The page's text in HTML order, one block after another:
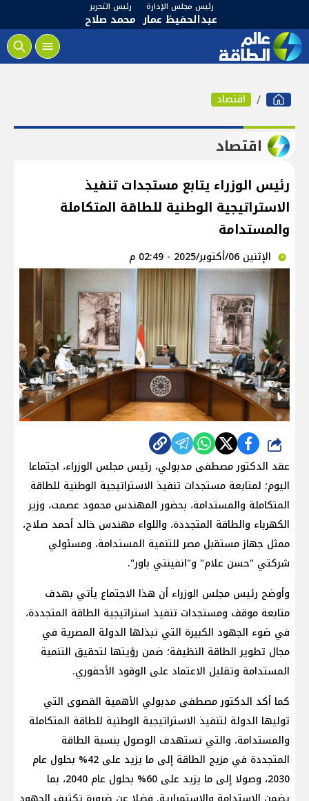
رئيس مجلس الإدارة
عبدالحفيظ عمار
رئيس التحرير
محمد صلاح
اقتصاد
اقتصاد
رئيس الوزراء يتابع مستجدات تنفيذ
الاستراتيجية الوطنية للطاقة المتكاملة
والمستدامة
الإثنين 06/أكتوبر/2025 - 02:49 م
شارك
عقد الدكتور مصطفى مدبولي، رئيس مجلس الوزراء، اجتماعا
اليوم؛ لمتابعة مستجدات تنفيذ الاستراتيجية الوطنية للطاقة
المتكاملة والمستدامة، بحضور المهندس محمود عصمت، وزير
الكهرباء والطاقة المتجددة، واللواء مهندس خالد أحمد صلاح،
ممثل جهاز مستقبل مصر للتنمية المستدامة، ومسئولي
شركتي "حسن علام" و"انفينتي باور".
وأوضح رئيس مجلس الوزراء أن هذا الاجتماع يأتي بهدف
متابعة موقف ومستجدات تنفيذ استراتيجية الطاقة المتجددة،
في ضوء الجهود الكبيرة التي تبذلها الدولة المصرية في
مجال تطوير الطاقة النظيفة؛ ضمن رؤيتها لتحقيق التنمية
المستدامة وتقليل الاعتماد على الوقود الأحفوري.
كما أكد الدكتور مصطفى مدبولي الأهمية القصوى التي
توليها الدولة لتنفيذ الاستراتيجية الوطنية للطاقة المتكاملة
والمستدامة، والتي تستهدف الوصول بنسبة الطاقة
المتجددة في مزيج الطاقة إلى ما يزيد على 42% بحلول عام
2030، وصولا إلى ما يزيد على 60% بحلول عام 2040، بما